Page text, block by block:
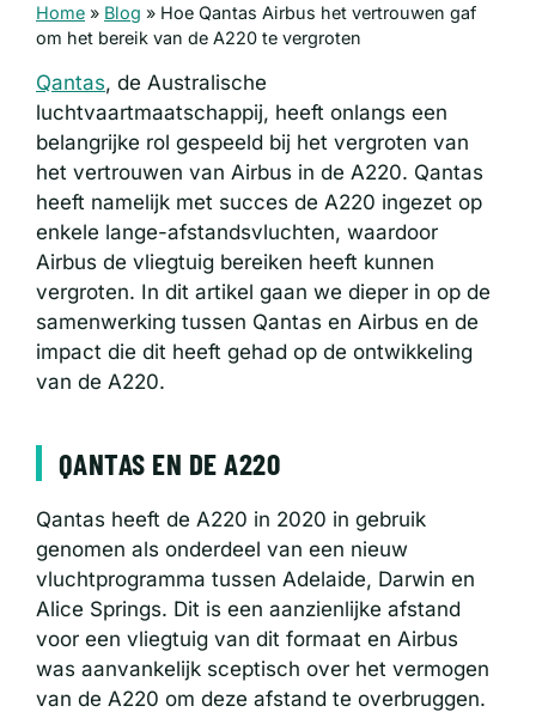
Home » Blog » Hoe Qantas Airbus het vertrouwen gaf
om het bereik van de A220 te vergroten
Qantas, de Australische
luchtvaartmaatschappij, heeft onlangs een
belangrijke rol gespeeld bij het vergroten van
het vertrouwen van Airbus in de A220. Qantas
heeft namelijk met succes de A220 ingezet op
enkele lange-afstandsvluchten, waardoor
Airbus de vliegtuig bereiken heeft kunnen
vergroten. In dit artikel gaan we dieper in op de
samenwerking tussen Qantas en Airbus en de
impact die dit heeft gehad op de ontwikkeling
van de A220.
QANTAS EN DE A220
Qantas heeft de A220 in 2020 in gebruik
genomen als onderdeel van een nieuw
vluchtprogramma tussen Adelaide, Darwin en
Alice Springs. Dit is een aanzienlijke afstand
voor een vliegtuig van dit formaat en Airbus
was aanvankelijk sceptisch over het vermogen
van de A220 om deze afstand te overbruggen.